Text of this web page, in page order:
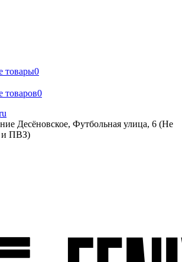
товары0
товаров0
Десёновское, Футбольная улица, 6 (Не
и ПВЗ)